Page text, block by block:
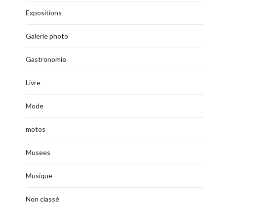
Expositions
Galerie photo
Gastronomie
Livre
Mode
motos
Musees
Musique
Non classé